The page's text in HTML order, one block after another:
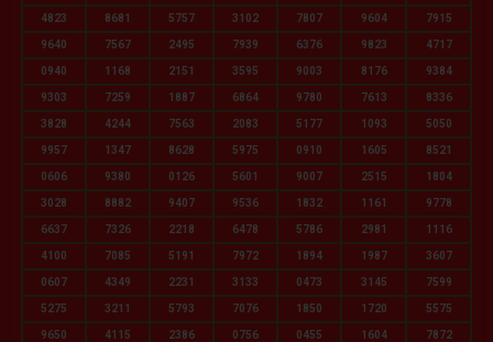
4823 8681 5757 3102 7807 9604 7915
9640 7567 2495 7939 6376 9823 4717
0940 1168 2151 3595 9003 8176 9384
9303 7259 1887 6864 9780 7613 8336
3828 4244 7563 2083 5177 1093 5050
9957 1347 8628 5975 0910 1605 8521
0606 9380 0126 5601 9007 2515 1804
3028 8882 9407 9536 1832 1161 9778
6637 7326 2218 6478 5786 2981 1116
4100 7085 5191 7972 1894 1987 3607
0607 4349 2231 3133 0473 3145 7599
5275 3211 5793 7076 1850 1720 5575
9650 4115 2386 0756 0455 1604 7872